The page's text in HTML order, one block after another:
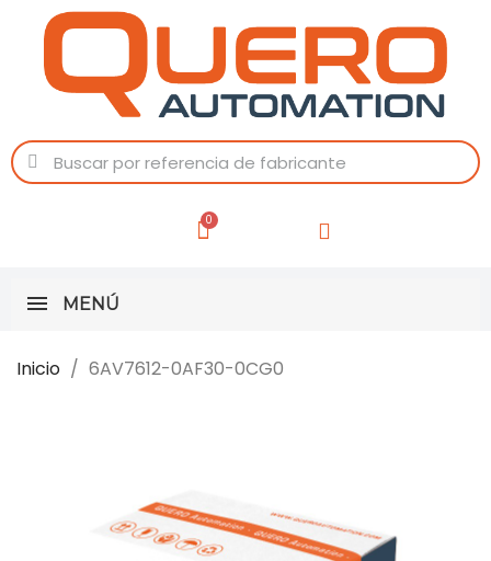
MENÚ
Inicio 6AV7612-0AF30-0CG0